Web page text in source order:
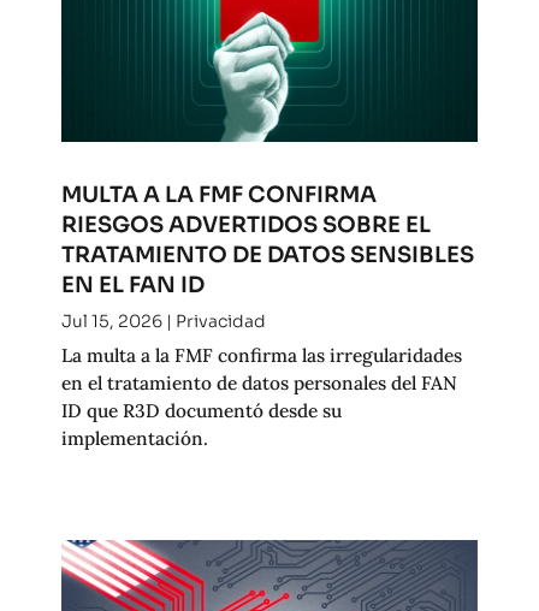
MULTA A LA FMF CONFIRMA
RIESGOS ADVERTIDOS SOBRE EL
TRATAMIENTO DE DATOS SENSIBLES
EN EL FAN ID
Jul 15, 2026| Privacidad
La multa a la FMF confirma las irregularidades
en el tratamiento de datos personales del FAN
ID que R3D documentó desde su
implementación.